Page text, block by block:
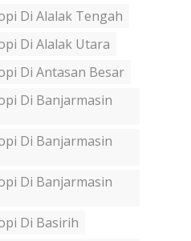
Di Alalak Tengah
Di Alalak Utara
Di Antasan Besar
Di Banjarmasin
Di Banjarmasin
Di Banjarmasin
Di Basirih